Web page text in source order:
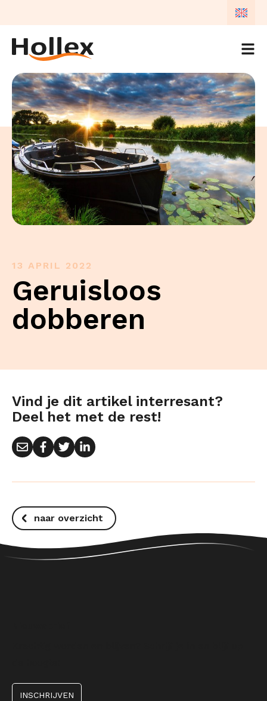
EN
13 APRIL 2022
Geruisloos
dobberen
Vind je dit artikel interresant?
Deel het met de rest!
naar overzicht
INSCHRIJVEN